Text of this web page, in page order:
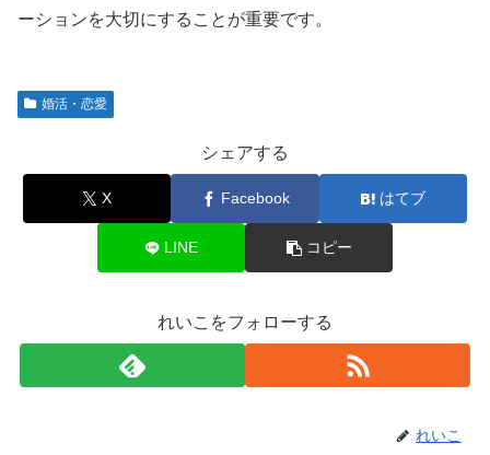
ーションを大切にすることが重要です。
婚活・恋愛
シェアする
X Facebook はてブ
LINE コピー
れいこをフォローする
れいこ